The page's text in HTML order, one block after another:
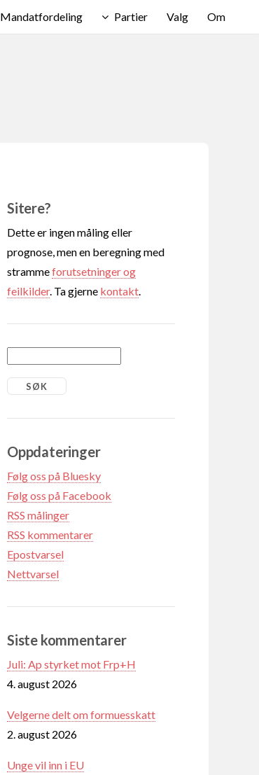
Mandatfordeling Partier Valg Om
Sitere?
Dette er ingen måling eller
prognose, men en beregning med
strammeforutsetninger og
feilkilder. Ta gjerne kontakt
Oppdateringer
Følg oss på Bluesky
Følg oss på Facebook
RSS målinger
RSS kommentarer
Epostvarsel
Nettvarsel
Siste kommentarer
Juli: Ap styrket mot Frp+H
4. august 2026
Velgerne delt om formuesskatt
2. august 2026
Unge vil inn i EU